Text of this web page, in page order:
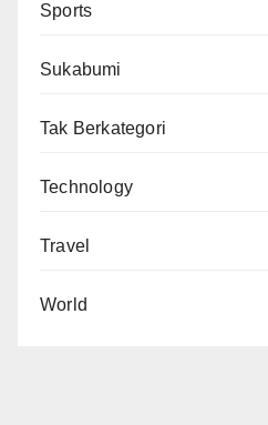
Sports
Sukabumi
Tak Berkategori
Technology
Travel
World